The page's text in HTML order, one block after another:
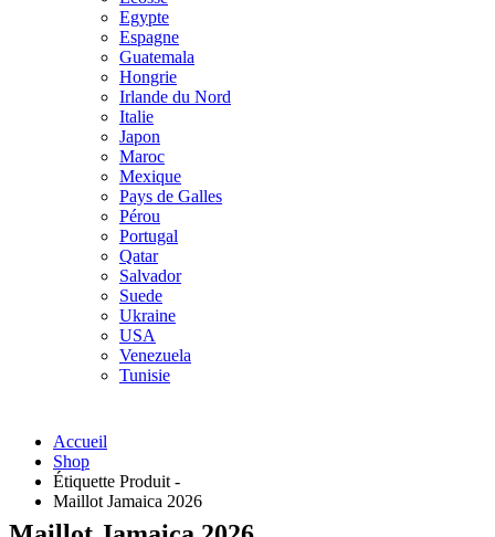
Egypte
Espagne
Guatemala
Hongrie
Irlande du Nord
Italie
Japon
Maroc
Mexique
Pays de Galles
Pérou
Portugal
Qatar
Salvador
Suede
Ukraine
USA
Venezuela
Tunisie
Accueil
Shop
Étiquette Produit -
Maillot Jamaica 2026